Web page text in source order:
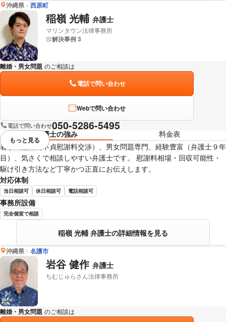
沖縄県 西原町
稲嶺 光輔 弁護士
マリンタウン法律事務所
解決事例 3
離婚・男女問題 のご相談は
電話で問い合わせ
Webで問い合わせ
電話で問い合わせ050-5286-5495
弁護士の強み
料金表
着手金無料（不貞慰謝料交渉）、男女問題専門、経験豊富（弁護士９年
目）、気さくで相談しやすい弁護士です。 慰謝料相場・回収可能性・
駆け引き方法など丁寧かつ正直にお伝えします。
対応体制
当日相談可 休日相談可 電話相談可
事務所設備
完全個室で相談
稲嶺 光輔 弁護士の詳細情報を見る
視覚的に省略されている要素を
もっと見る
沖縄県 名護市
岩谷 健作 弁護士
ちむじゅらさん法律事務所
離婚・男女問題 のご相談は